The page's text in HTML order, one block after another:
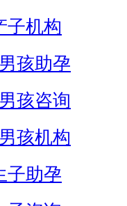
子机构
孩助孕
孩咨询
孩机构
子助孕